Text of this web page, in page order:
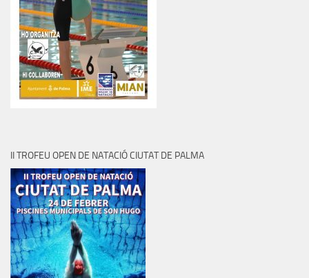
II TROFEU OPEN DE NATACIÓ CIUTAT DE PALMA